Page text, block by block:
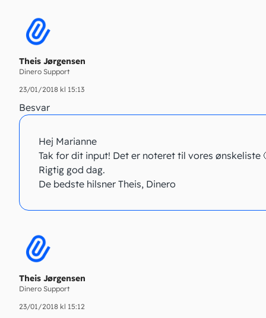
Theis Jørgensen
Dinero Support
23/01/2018 kl 15:13
Besvar
Hej Marianne
Tak for dit input! Det er noteret til vores ønskeliste
Rigtig god dag.
De bedste hilsner Theis, Dinero
Theis Jørgensen
Dinero Support
23/01/2018 kl 15:12